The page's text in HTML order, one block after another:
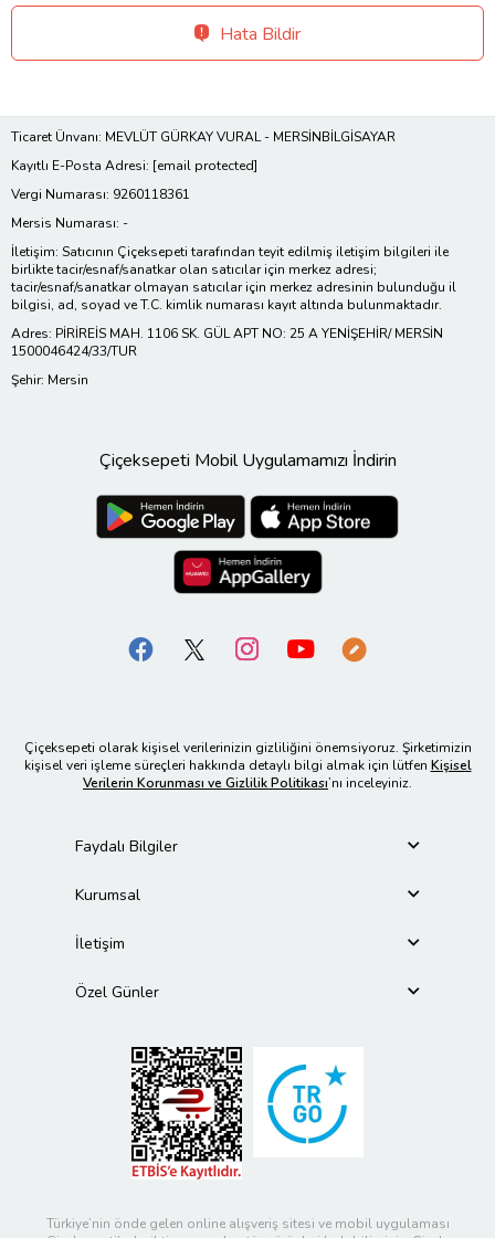
Hata Bildir
Ticaret Ünvanı: MEVLÜT GÜRKAY VURAL - MERSİNBİLGİSAYAR
Kayıtlı E-Posta Adresi: [email protected]
Vergi Numarası: 9260118361
Mersis Numarası: -
İletişim: Satıcının Çiçeksepeti tarafından teyit edilmiş iletişim bilgileri ile
birlikte tacir/esnaf/sanatkar olan satıcılar için merkez adresi;
tacir/esnaf/sanatkar olmayan satıcılar için merkez adresinin bulunduğu il
bilgisi, ad, soyad ve T.C. kimlik numarası kayıt altında bulunmaktadır.
Adres: PİRİREİS MAH. 1106 SK. GÜL APT NO: 25 A YENİŞEHİR/ MERSİN
1500046424/33/TUR
Şehir: Mersin
Çiçeksepeti Mobil Uygulamamızı İndirin
Çiçeksepeti olarak kişisel verilerinizin gizliliğini önemsiyoruz. Şirketimizin
kişisel veri işleme süreçleri hakkında detaylı bilgi almak için lütfen Kişisel
Verilerin Korunması ve Gizlilik Politikası’nı inceleyiniz.
Faydalı Bilgiler
Kurumsal
İletişim
Özel Günler
Türkiye’nin önde gelen online alışveriş sitesi ve mobil uygulaması